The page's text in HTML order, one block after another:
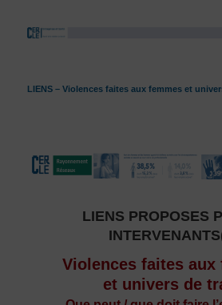
LIENS – Violences faites aux femmes et
LIENS PROPOSES
Violences faites aux
et univers de